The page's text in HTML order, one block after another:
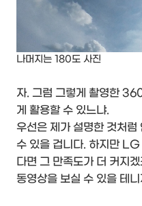
나머지는 180도 사진
자. 그럼 그렇게 촬영한
게 활용할 수 있느냐.
우선은 제가 설명한 것처럼
수 있을 겁니다. 하지만
다면 그 만족도가 더 커지
동영상을 보실 수 있을 테니